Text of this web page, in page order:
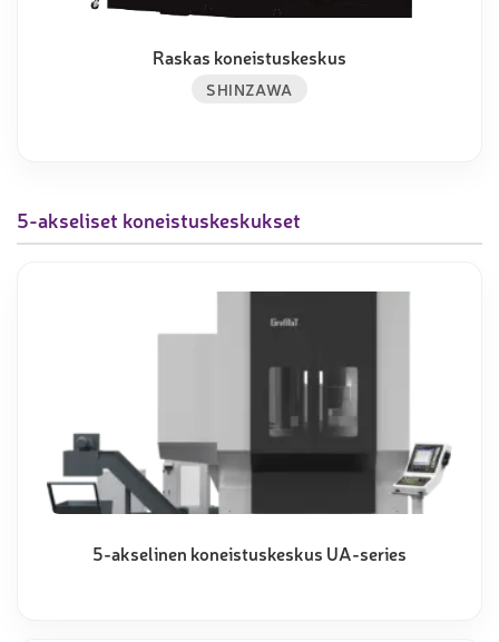
Raskas koneistuskeskus
SHINZAWA
5-akseliset koneistuskeskukset
5-akselinen koneistuskeskus UA-series